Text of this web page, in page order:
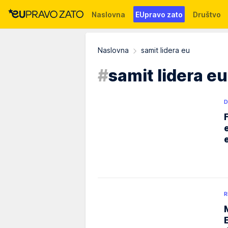
Naslovna EUpravo zato Društvo
Naslovna
samit lidera eu
#samit lidera eu